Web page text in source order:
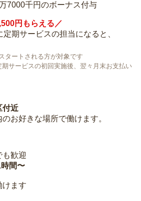
7000千円のボーナス付与
円もらえる／
期サービスの担当になると、
タートされる方が対象です
サービスの初回実施後、翌々月末お支払い
付近
お好きな場所で働けます。
歓迎
間〜
けます